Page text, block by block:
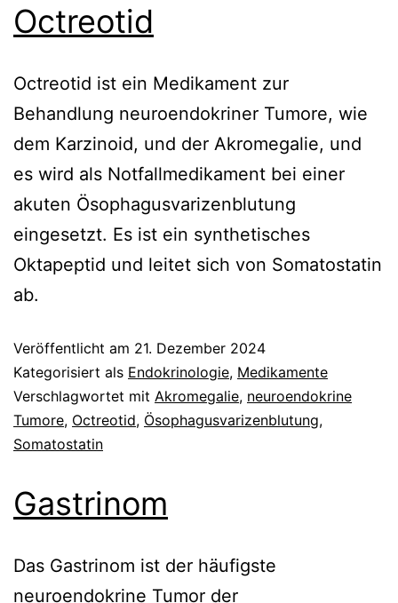
Octreotid
Octreotid ist ein Medikament zur
Behandlung neuroendokriner Tumore, wie
dem Karzinoid, und der Akromegalie, und
es wird als Notfallmedikament bei einer
akuten Ösophagusvarizenblutung
eingesetzt. Es ist ein synthetisches
Oktapeptid und leitet sich von Somatostatin
ab.
Veröffentlicht am 21. Dezember 2024
Kategorisiert als Endokrinologie, Medikamente
Verschlagwortet mit Akromegalie, neuroendokrine
Tumore, Octreotid, Ösophagusvarizenblutung,
Somatostatin
Gastrinom
Das Gastrinom ist der häufigste
neuroendokrine Tumor der